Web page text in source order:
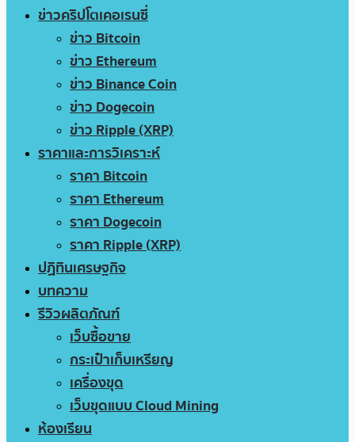
ข่าวคริปโตเคอเรนซี่
ข่าว Bitcoin
ข่าว Ethereum
ข่าว Binance Coin
ข่าว Dogecoin
ข่าว Ripple (XRP)
ราคาและการวิเคราะห์
ราคา Bitcoin
ราคา Ethereum
ราคา Dogecoin
ราคา Ripple (XRP)
ปฏิทินเศรษฐกิจ
บทความ
รีวิวผลิตภัณฑ์
เว็บซื้อขาย
กระเป๋าเก็บเหรียญ
เครื่องขุด
เว็บขุดแบบ Cloud Mining
ห้องเรียน